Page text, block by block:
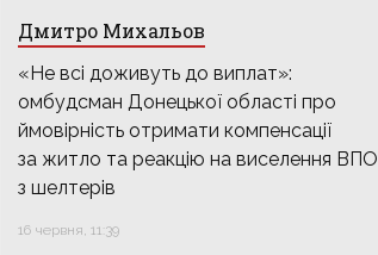
Дмитро Михальов
«Не всі доживуть до виплат»:
омбудсман Донецької області про
ймовірність отримати компенсації
за житло та реакцію на виселення ВПО
з шелтерів
16 червня, 11:39